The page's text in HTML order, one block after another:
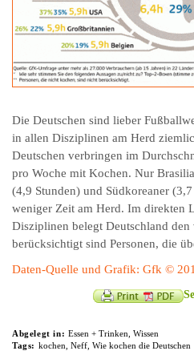
Die Deutschen sind lieber
in allen Disziplinen am Herd
Deutschen verbringen im
pro Woche mit Kochen. Nur
(4,9 Stunden) und Südkoreaner
weniger Zeit am Herd. Im direkten
Disziplinen belegt Deutschland
berücksichtigt sind Personen, die
Daten-Quelle und Grafik: Gfk ©
Abgelegt in: Essen + Trinken Wissen
Tags: kochen Neff, Wie kochen die Deutschen